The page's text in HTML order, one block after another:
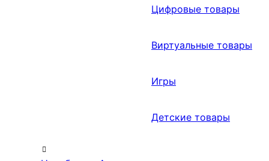
Цифровые товары
Виртуальные товары
Игры
Детские товары